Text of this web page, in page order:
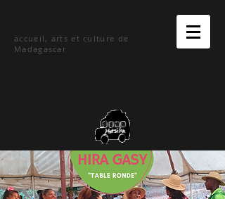
accueil, arts et culture de
Madagascar